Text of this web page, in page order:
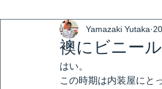
襖にビニー
Yamazaki Yutaka
はい。
この時期は内装屋にと